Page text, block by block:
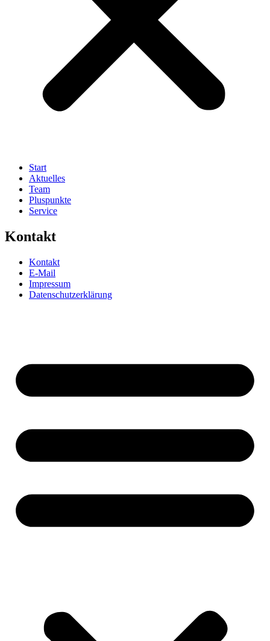
Start
Aktuelles
Team
Pluspunkte
Service
Kontakt
Kontakt
E-Mail
Impressum
Datenschutzerklärung